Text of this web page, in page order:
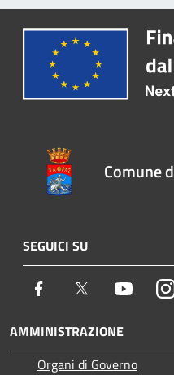
Comune
SEGUICI SU
Facebook Twitter
AMMINISTRAZIONE
Organi di Governo